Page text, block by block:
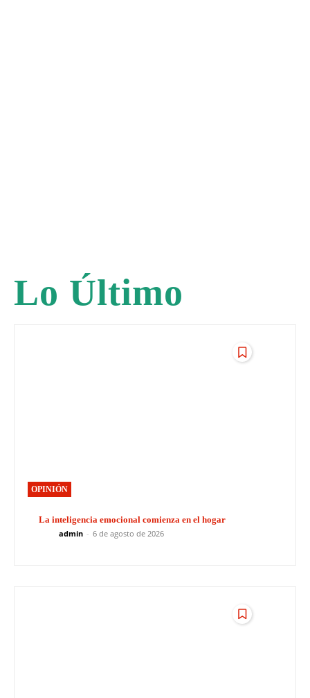
Lo Último
OPINIÓN
La inteligencia emocional comienza en el hogar
admin - 6 de agosto de 2026